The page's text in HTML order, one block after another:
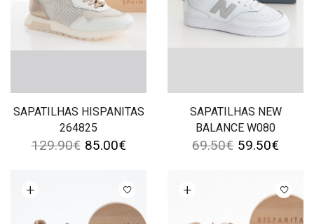
SAPATILHAS HISPANITAS
264825
129.90€ 85.00€
SAPATILHAS NEW
BALANCE W080
69.50€ 59.50€
opções Ver opções